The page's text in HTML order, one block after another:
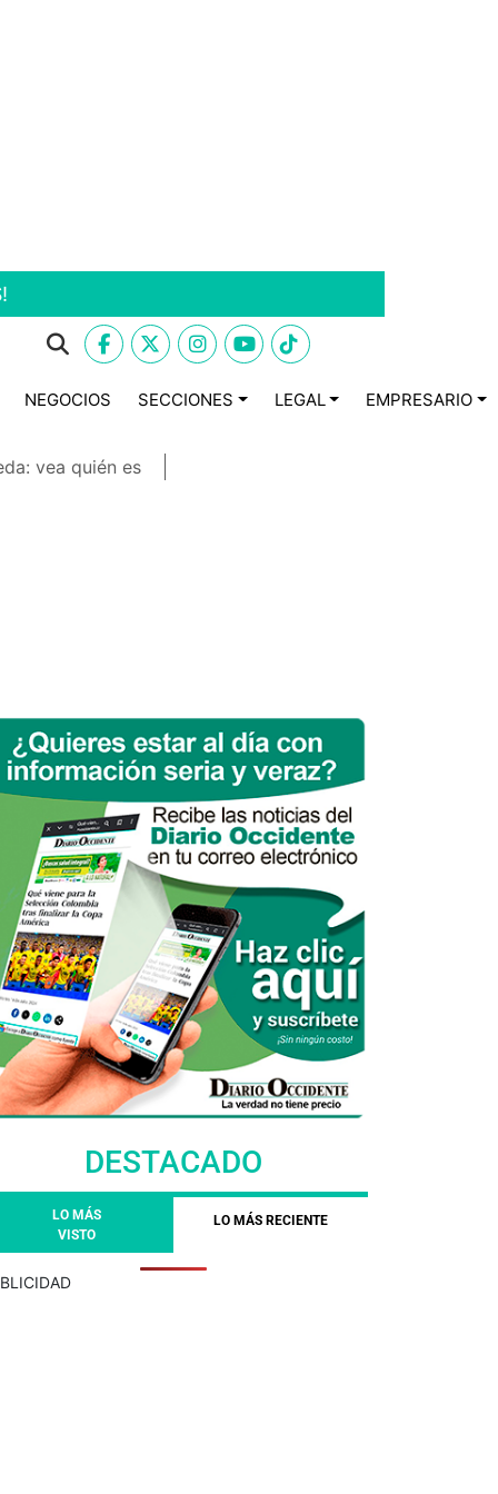
NEGOCIOS SECCIONES LEGAL EMPRESARIO
vea quién es
DESTACADO
LO MÁS
VISTO
LO MÁS RECIENTE